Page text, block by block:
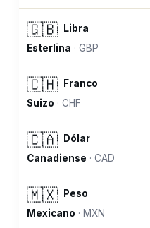
🇬🇧
Libra
Esterlina ·GBP
🇨🇭
Franco
Suizo ·CHF
🇨🇦
Dólar
Canadiense ·CAD
🇲🇽
Peso
Mexicano · MXN